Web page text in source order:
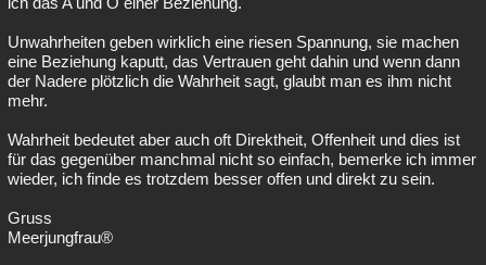
Unwahrheiten geben wirklich eine riesen Spannung, sie machen
eine Beziehung kaputt, das Vertrauen geht dahin und wenn dann
der Nadere plötzlich die Wahrheit sagt, glaubt man es ihm nicht
mehr.
Wahrheit bedeutet aber auch oft Direktheit, Offenheit und dies ist
für das gegenüber manchmal nicht so einfach, bemerke ich immer
wieder, ich finde es trotzdem besser offen und direkt zu sein.
Gruss
Meerjungfrau®